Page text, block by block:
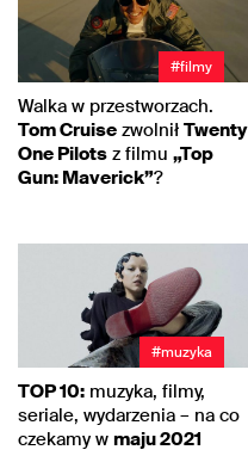
#filmy
Walka w przestworzach.
Tom Cruise zwolnił Twenty
One Pilots z filmu „Top
Gun: Maverick”?
#muzyka
TOP 10: muzyka, filmy,
seriale, wydarzenia – na co
czekamy w maju 2021